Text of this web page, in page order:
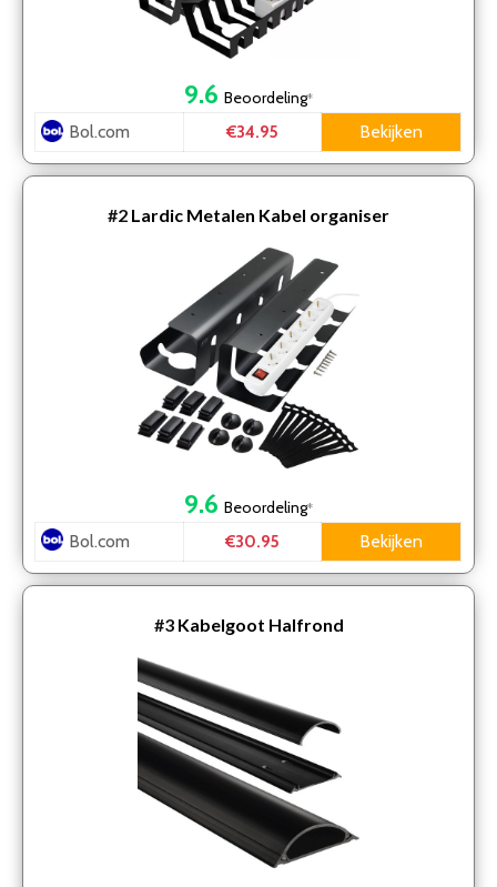
9.6 Beoordeling*
Bol.com €34.95 Bekijken
#2 Lardic Metalen Kabel organiser
9.6 Beoordeling*
Bol.com €30.95 Bekijken
#3 Kabelgoot Halfrond